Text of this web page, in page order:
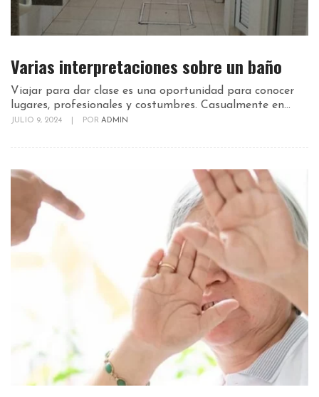
Varias interpretaciones sobre un baño
Viajar para dar clase es una oportunidad para conocer
lugares, profesionales y costumbres. Casualmente en...
JULIO 9, 2024 POR ADMIN